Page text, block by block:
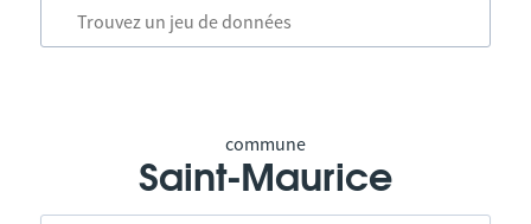
commune
Saint-Maurice